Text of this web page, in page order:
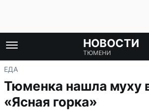
НОВОСТИ
ТЮМЕНИ
ЕДА
Тюменка нашла муху
«Ясная горка»